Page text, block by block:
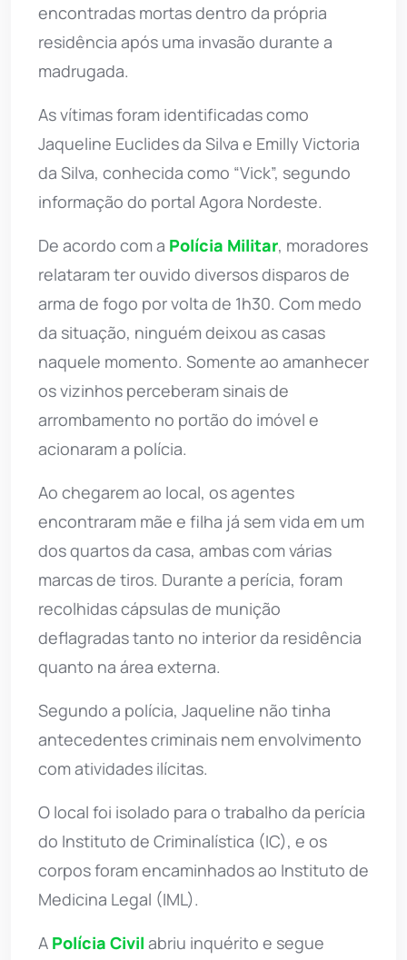
encontradas mortas dentro da própria
residência após uma invasão durante a
madrugada.
As vítimas foram identificadas como
Jaqueline Euclides da Silva e Emilly Victoria
da Silva, conhecida como “Vick”, segundo
informação do portal Agora Nordeste.
De acordo com a Polícia Militar, moradores
relataram ter ouvido diversos disparos de
arma de fogo por volta de 1h30. Com medo
da situação, ninguém deixou as casas
naquele momento. Somente ao amanhecer
os vizinhos perceberam sinais de
arrombamento no portão do imóvel e
acionaram a polícia.
Ao chegarem ao local, os agentes
encontraram mãe e filha já sem vida em um
dos quartos da casa, ambas com várias
marcas de tiros. Durante a perícia, foram
recolhidas cápsulas de munição
deflagradas tanto no interior da residência
quanto na área externa.
Segundo a polícia, Jaqueline não tinha
antecedentes criminais nem envolvimento
com atividades ilícitas.
O local foi isolado para o trabalho da perícia
do Instituto de Criminalística (IC), e os
corpos foram encaminhados ao Instituto de
Medicina Legal (IML).
A Polícia Civil abriu inquérito e segue